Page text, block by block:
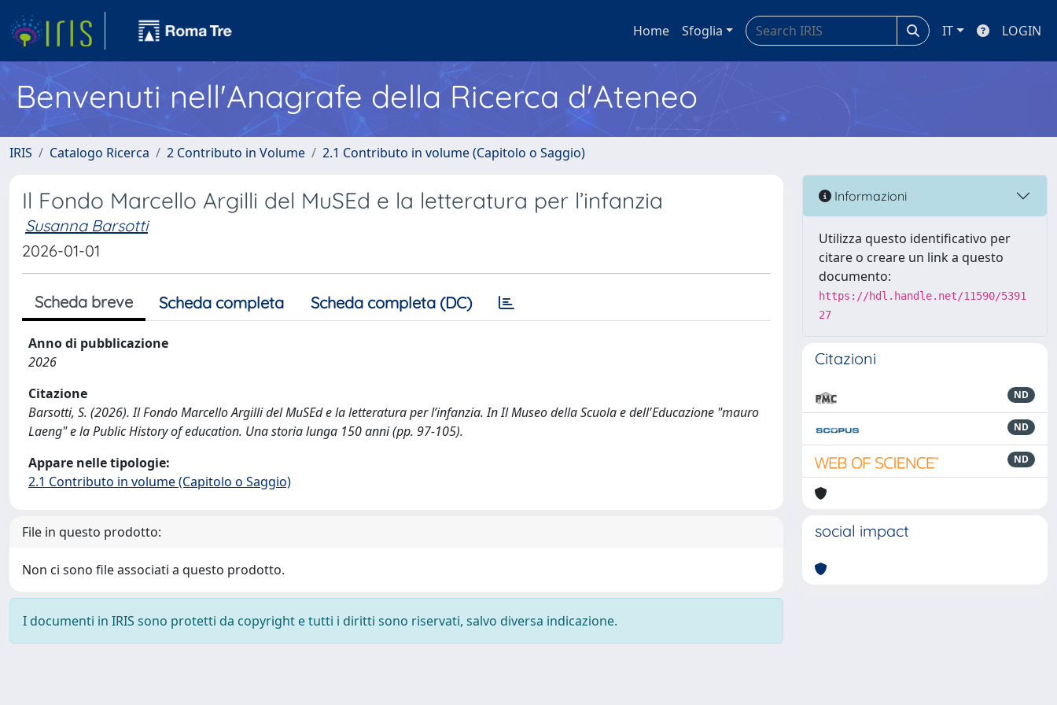
Home Sfoglia IT LOGIN
Benvenuti nell'Anagrafe della Ricerca d'Ateneo
IRIS Catalogo Ricerca 2 Contributo in Volume 2.1 Contributo in volume (Capitolo o Saggio)
Il Fondo Marcello Argilli del MuSEd e la letteratura per l’infanzia
Susanna Barsotti
2026-01-01
Scheda breve Scheda completa Scheda completa (DC)
Anno di pubblicazione
2026
Citazione
Barsotti, S. (2026). Il Fondo Marcello Argilli del MuSEd e la letteratura per l’infanzia. In Il Museo della Scuola e dell'Educazione "mauro
Laeng" e la Public History of education. Una storia lunga 150 anni (pp. 97-105).
Appare nelle tipologie:
2.1 Contributo in volume (Capitolo o Saggio)
File in questo prodotto:
Non ci sono file associati a questo prodotto.
I documenti in IRIS sono protetti da copyright e tutti i diritti sono riservati, salvo diversa indicazione.
Informazioni
Utilizza questo identificativo per
citare o creare un link a questo
documento:
https://hdl.handle.net/11590/5391
27
Citazioni
ND
ND
ND
social impact